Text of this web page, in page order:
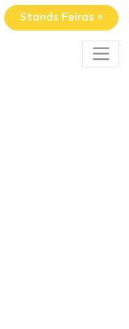
Stands Feiras »